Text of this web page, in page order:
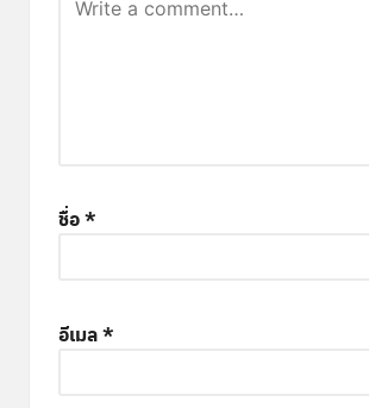
ชื่อ*
อีเมล*